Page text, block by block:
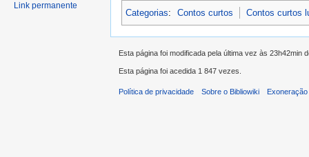
Categorias: Contos curtos Contos curtos
Link permanente
Esta página foi modificada pela última vez às 23h42min
Esta página foi acedida 1 847 vezes.
Política de privacidade Sobre o Bibliowiki